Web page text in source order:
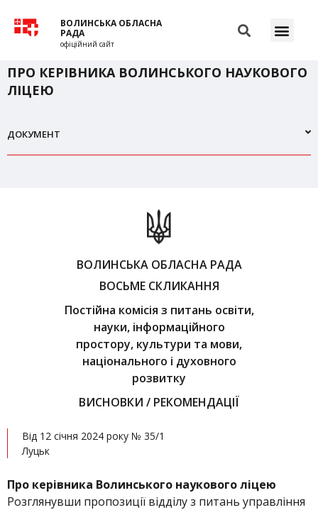
ВОЛИНСЬКА ОБЛАСНА
РАДА
офіційний сайт
ПРО КЕРІВНИКА ВОЛИНСЬКОГО НАУКОВОГО
ЛІЦЕЮ
ДОКУМЕНТ
ВОЛИНСЬКА ОБЛАСНА РАДА
ВОСЬМЕ СКЛИКАННЯ
Постійна комісія з питань освіти,
науки, інформаційного
простору, культури та мови,
національного і духовного
розвитку
ВИСНОВКИ / РЕКОМЕНДАЦІЇ
Від 12 січня 2024 року № 35/1
Луцьк
Про керівника Волинського наукового ліцею
Розглянувши пропозиції відділу з питань управління